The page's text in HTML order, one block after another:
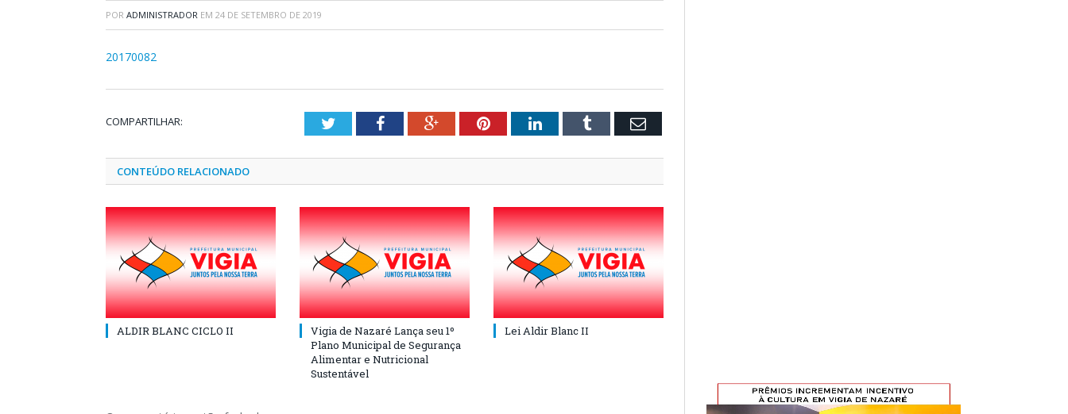
POR ADMINISTRADOR EM 24 DE SETEMBRO DE 2019
20170082
COMPARTILHAR: TwitterFacebookGoogle+PinterestLinkedInTumblr Email
CONTEÚDO RELACIONADO
ALDIR BLANC CICLO II
Vigia de Nazaré Lança seu 1º
Plano Municipal de Segurança
Alimentar e Nutricional
Sustentável
Lei Aldir Blanc II